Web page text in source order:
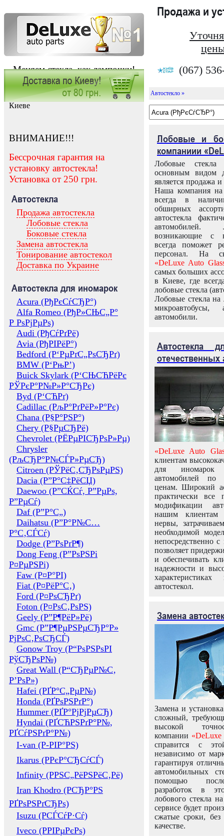
Меняем стекла, как лампочки!
Продажа и
(067)
Заказать установку автостекла в
Киеве
ВНИМАНИЕ!!!
Бессрочная гарантия на
установку автостекла!
Установка от 250 грн.
Автостекла
Продажа автостекла
Лобовые стекла
Боковые стекла
Замена автостекла
Тонирование автостекол
Доставка по Украине
Автостекла для иномарок
Acura (РђРєСѓСЂР°)
Alfa Romeo (РђР»СЊС„Р°
Р РѕРјРµРѕ)
Audi (РђСѓРґРё)
Avia (РђРІРёР°)
Bedford (Р‘РµРґС„РѕСЂРґ)
BMW (Р‘РњР’)
Buick Skylark (Р‘СЊСЋРёРє
РЎРєР°Р№Р»Р°СЂРє)
Byd (Р‘СЋРґ)
Cadillac (РљР°РґРёР»Р°Рє)
Chana (Р§Р°РЅР°)
Chery (Р§РµСЂРё)
Chevrolet (РЁРµРІСЂРѕР»Рµ)
Chrysler
(РљСЂР°Р№СЃР»РµСЂ)
Citroen (РЎРёС‚СЂРѕРµРЅ)
Dacia (Р”Р°С‡РёСЏ)
Daewoo (Р”СЌСѓ, Р”РµРѕ,
Р”РµСѓ)
Daf (Р”Р°С„)
Daihatsu (Р”Р°Р№С…
Р°С‚СЃСѓ)
Dodge (Р”РѕРґР¶)
Dong Feng (Р”РѕРЅРі
Р¤РµРЅРі)
Faw (Р¤Р°РІ)
Fiat (Р¤РёР°С‚)
Ford (Р¤РѕСЂРґ)
Foton (Р¤РѕС‚РѕРЅ)
Geely (Р”Р¶РёР»Рё)
Gmc (Р”Р¶РµРЅРµСЂР°Р»
РјРѕС‚РѕСЂСЃ)
Gonow Troy (Р“РѕРЅРѕРІ
РўСЂРѕР№)
Great Wall (Р“СЂРµР№С‚
Р’РѕР»)
Hafei (РҐР°С„РµР№)
Honda (РҐРѕРЅРґР°)
Hummer (РҐР°РјРјРµСЂ)
Hyndai (РҐСЋРЅРґР°Р№,
РҐСѓРЅРґР°Р№)
I-van (Р-РІР°РЅ)
Ikarus (РРєР°СЂСѓСЃ)
Infinity (РРЅС„РёРЅРёС‚Рё)
Iran Khodro (РСЂР°РЅ
РҐРѕРЅРґСЂРѕ)
Isuzu (РСЃСѓР·Сѓ)
Iveco (РРІРµРєРѕ)
Автостекло »
Лобовые и
компаниии
Лобовые
основным видом
является продажа и
Наша компания на
всегда в
обширных
автостекла
возникающие с
всегда поможет
персонал. На
«DeLuxe Auto
самых больших
в Киеве, где
лобовые стекла
Лобовые стекла на
микроавтобусы,
автомобили.
Автостекла
отечественных
«DeLuxe Auto
клиентам
для иномарок
автомобилей
ценам. Широкий
практически все
модификации
нашим клиентам
нервы,
необходимой
непосредственно
позволяет
и обеспечивать
надежности и
автостекол.
Замена
Замена и
сложный,
высокой
компании «DeLuxe
справится с
независимо от
гарантируя
автомобильных
помощью
разработок в
лобового стекла
сервисе будет
сжатые сроки,
качестве.